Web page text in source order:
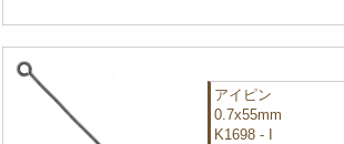
アイピン
0.7x55mm
K1698 - I